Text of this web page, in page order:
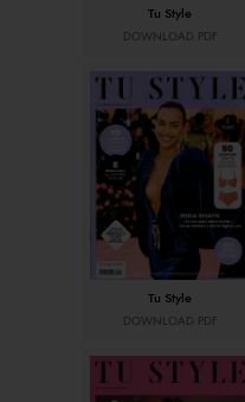
Tu Style
DOWNLOAD PDF
Tu Style
DOWNLOAD PDF